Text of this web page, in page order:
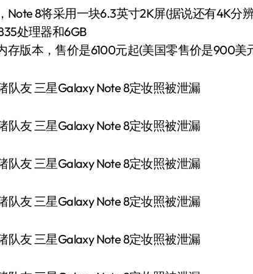
8将采用一块6.3英寸2K屏(据说还有4K分
处理器和6GB
版本，售价是6100元起(美国零售价是900美